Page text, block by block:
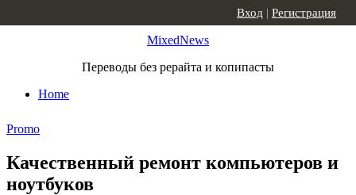
MixedNews
Переводы без рерайта и копипасты
Home
Вход | Регистрация
Promo
Качественный ремонт компьютеров и
ноутбуков